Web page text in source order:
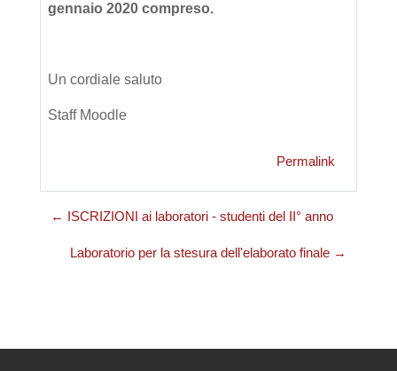
gennaio 2020 compreso.
Un cordiale saluto
Staff Moodle
Permalink
← ISCRIZIONI ai laboratori - studenti del II° anno
Laboratorio per la stesura dell'elaborato finale →